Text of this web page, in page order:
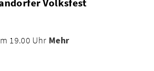
Volksfest
19.00 Uhr Mehr